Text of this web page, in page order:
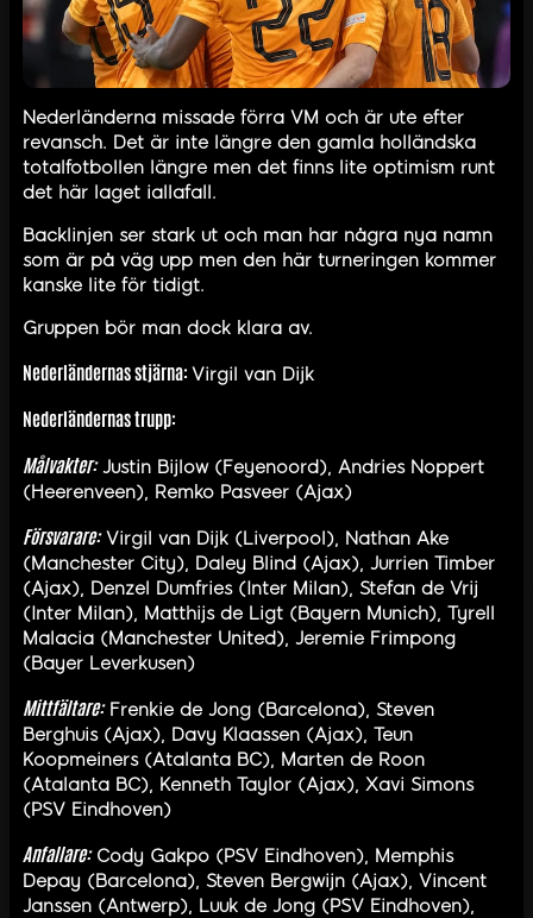
Nederländerna missade förra VM och är ute efter
revansch. Det är inte längre den gamla holländska
totalfotbollen längre men det finns lite optimism runt
det här laget iallafall.
Backlinjen ser stark ut och man har några nya namn
som är på väg upp men den här turneringen kommer
kanske lite för tidigt.
Gruppen bör man dock klara av.
Nederländernas stjärna: Virgil van Dijk
Nederländernas trupp:
Målvakter:Justin Bijlow (Feyenoord), Andries Noppert
(Heerenveen), Remko Pasveer (Ajax)
Försvarare:Virgil van Dijk (Liverpool), Nathan Ake
(Manchester City), Daley Blind (Ajax), Jurrien Timber
(Ajax), Denzel Dumfries (Inter Milan), Stefan de Vrij
(Inter Milan), Matthijs de Ligt (Bayern Munich), Tyrell
Malacia (Manchester United), Jeremie Frimpong
(Bayer Leverkusen)
Mittfältare:Frenkie de Jong (Barcelona), Steven
Berghuis (Ajax), Davy Klaassen (Ajax), Teun
Koopmeiners (Atalanta BC), Marten de Roon
(Atalanta BC), Kenneth Taylor (Ajax), Xavi Simons
(PSV Eindhoven)
Anfallare:Cody Gakpo (PSV Eindhoven), Memphis
Depay (Barcelona), Steven Bergwijn (Ajax), Vincent
Janssen (Antwerp), Luuk de Jong (PSV Eindhoven),